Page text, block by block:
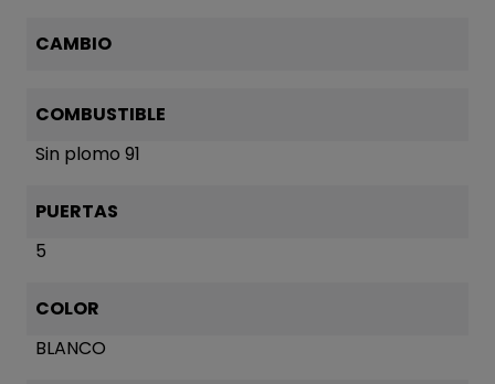
CAMBIO
COMBUSTIBLE
Sin plomo 91
PUERTAS
5
COLOR
BLANCO